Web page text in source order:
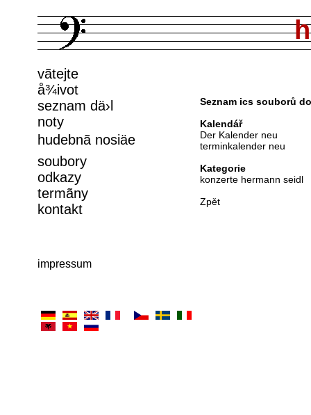
vã­tejte
å¾ivot
seznam dä›l
noty
hudebnã­ nosiäe
soubory
odkazy
termã­ny
kontakt
impressum
Seznam ics souborů
Kalendář
Der Kalender neu
terminkalender neu
Kategorie
konzerte hermann seidl
Zpět